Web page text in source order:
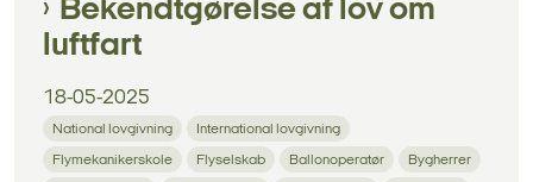
Bekendtgørelse af lov om
luftfart
18-05-2025
National lovgivning International lovgivning
Flymekanikerskole Flyselskab Ballonoperatør Bygherrer